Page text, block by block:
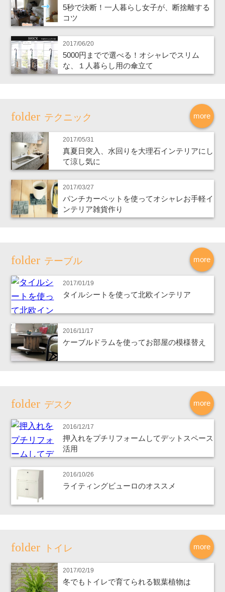
5秒で決断！一人暮らし女子が、断捨離する
コツ
2017/06/20
5000円までで選べる！オシャレでスリム
な、１人暮らし用の傘立て
more
テクニック
2017/05/31
真夏日突入、水回りを大理石インテリアにし
て涼し気に
2017/03/27
パンチカーペットを使ってオシャレお手軽イ
ンテリア雑貨作り
more
テーブル
2017/01/19
タイルシートを使って北欧インテリア
2016/11/17
ケーブルドラムを使ってお部屋の模様替え
more
デスク
2016/12/17
押入れをプチリフォームしてデットスペース
活用
2016/10/26
ライティングビューロのオススメ
more
トイレ
2017/02/19
冬でもトイレで育てられる観葉植物は